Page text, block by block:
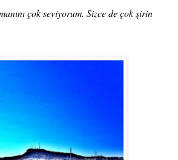
çok seviyorum. Sizce de çok şirin